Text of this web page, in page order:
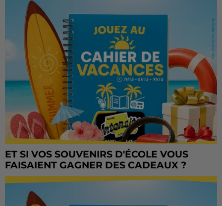
ET SI VOS SOUVENIRS D'ÉCOLE VOUS
FAISAIENT GAGNER DES CADEAUX ?